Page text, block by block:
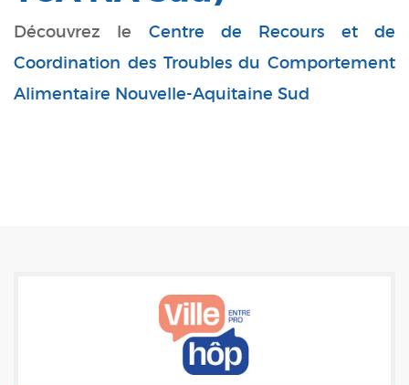
Découvrez le Centre de Recours et de
Coordination des Troubles du Comportement
Alimentaire Nouvelle-Aquitaine Sud